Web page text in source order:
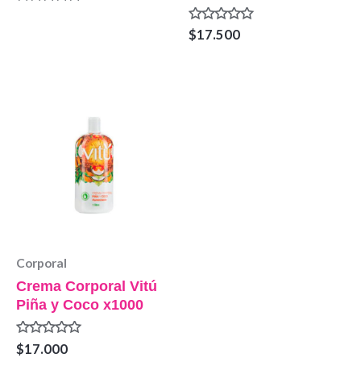
Valorado
en
$17.500
Corporal
Crema Corporal Vitú
Piña y Coco x1000
Valorado
en
$17.000